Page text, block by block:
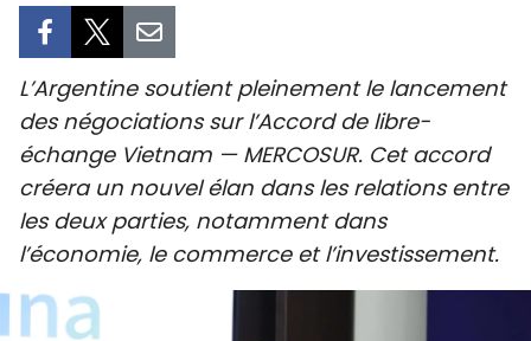
ENVIRONNEMENT
SPORT
FRANCOPHONIE
PAYS NATAL
INTERNATIONAL
L’Argentine soutient pleinement le lancement
des négociations sur l’Accord de libre-
échange Vietnam — MERCOSUR. Cet accord
créera un nouvel élan dans les relations entre
les deux parties, notamment dans
l’économie, le commerce et l’investissement.